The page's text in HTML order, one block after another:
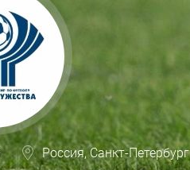
Россия, Санкт-Петербург